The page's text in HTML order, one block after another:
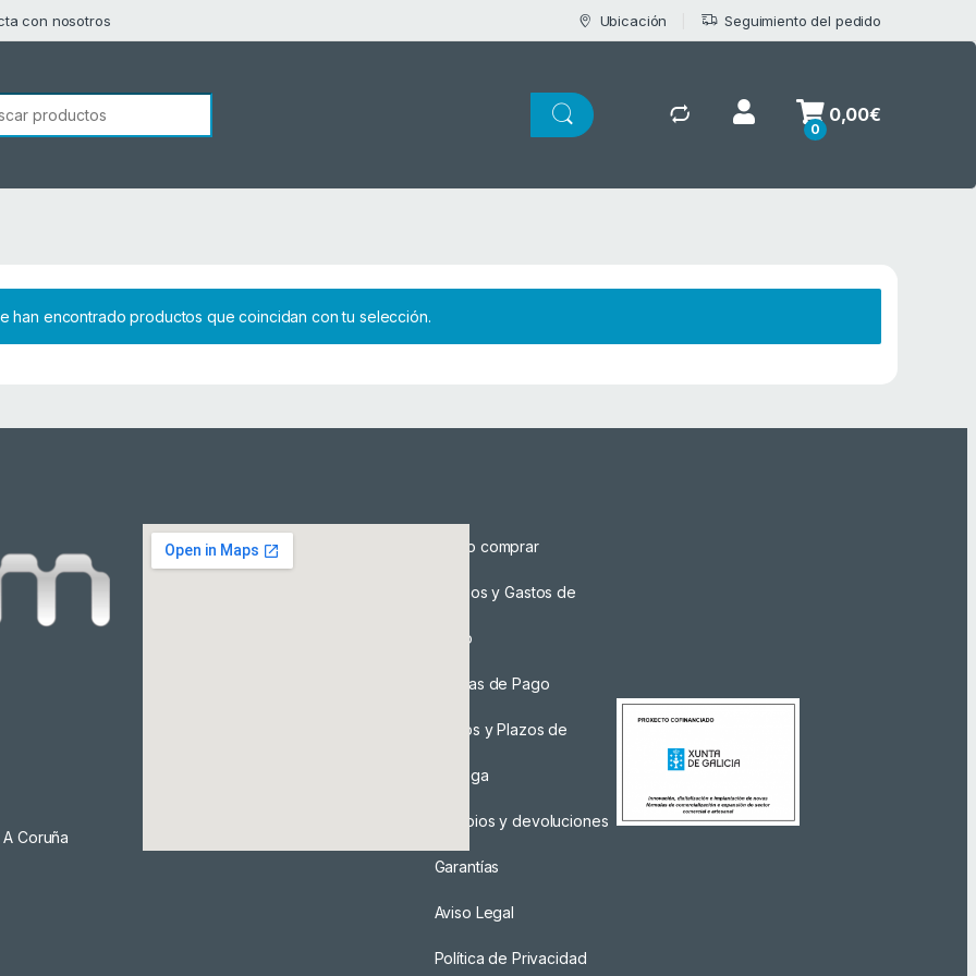
con nosotros Ubicación Seguimiento del pedido
de:
0
0,00€
han encontrado productos que coincidan con tu selección.
Coruña
Cómo comprar
Precios y Gastos de
Envío
Formas de Pago
Envíos y Plazos de
Entrega
Cambios y devoluciones
Garantías
Aviso Legal
Política de Privacidad